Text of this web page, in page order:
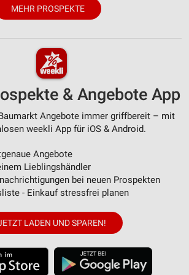
MEHR PROSPEKTE
& Angebote App
Angebote immer griffbereit – mit
weekli App für iOS & Android.
Angebote
Lieblingshändler
bei neuen Prospekten
- Einkauf stressfrei planen
LADEN UND SPAREN!
zur Personalisierung
zur Auswahl
von Inhalten
durch Statistiken oder
der Angebote
Standortdaten